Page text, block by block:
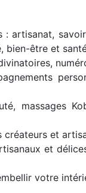
artisanat,
bien-être et
massages
créateurs et
et
votre